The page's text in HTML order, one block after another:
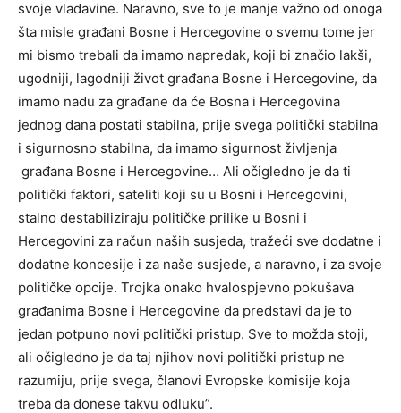
svoje vladavine. Naravno, sve to je manje važno od onoga
šta misle građani Bosne i Hercegovine o svemu tome jer
mi bismo trebali da imamo napredak, koji bi značio lakši,
ugodniji, lagodniji život građana Bosne i Hercegovine, da
imamo nadu za građane da će Bosna i Hercegovina
jednog dana postati stabilna, prije svega politički stabilna
i sigurnosno stabilna, da imamo sigurnost življenja
građana Bosne i Hercegovine… Ali očigledno je da ti
politički faktori, sateliti koji su u Bosni i Hercegovini,
stalno destabiliziraju političke prilike u Bosni i
Hercegovini za račun naših susjeda, tražeći sve dodatne i
dodatne koncesije i za naše susjede, a naravno, i za svoje
političke opcije. Trojka onako hvalospjevno pokušava
građanima Bosne i Hercegovine da predstavi da je to
jedan potpuno novi politički pristup. Sve to možda stoji,
ali očigledno je da taj njihov novi politički pristup ne
razumiju, prije svega, članovi Evropske komisije koja
treba da donese takvu odluku”.